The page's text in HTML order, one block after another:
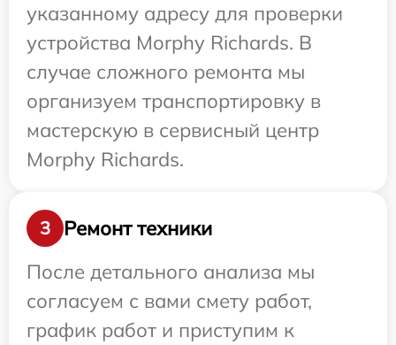
указанному адресу для проверки
устройства Morphy Richards. В
случае сложного ремонта мы
организуем транспортировку в
мастерскую в сервисный центр
Morphy Richards.
3
Ремонт техники
После детального анализа мы
согласуем с вами смету работ,
график работ и приступим к